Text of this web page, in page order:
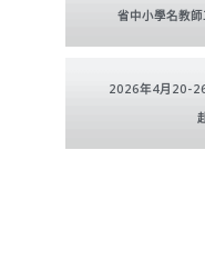
省中小學名教
2026年4月20-